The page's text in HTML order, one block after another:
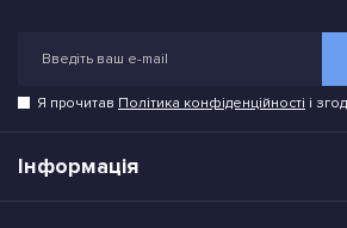
Я прочитав Політика конфіденційності і
Інформація